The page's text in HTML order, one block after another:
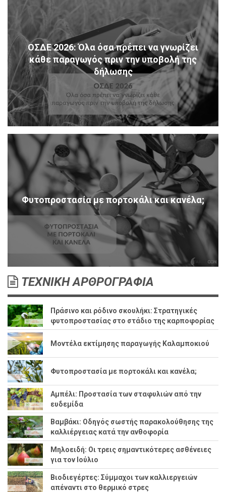
ΟΣΔΕ 2026: Όλα όσα πρέπει να γνωρίζει
κάθε παραγωγός πριν την υποβολή της
δήλωσης
Φυτοπροστασία με πορτοκάλι και κανέλα;
ΤΕΧΝΙΚΗ ΑΡΘΡΟΓΡΑΦΙΑ
Πράσινο και ρόδινο σκουλήκι: Στρατηγικές
φυτοπροστασίας στο στάδιο της καρποφορίας
Μοντέλα εκτίμησης παραγωγής Καλαμποκιού
Φυτοπροστασία με πορτοκάλι και κανέλα;
Αμπέλι: Προστασία των σταφυλιών από την
ευδεμίδα
Βαμβάκι: Οδηγός σωστής παρακολούθησης της
καλλιέργειας κατά την ανθοφορία
Μηλοειδή: Οι τρεις σημαντικότερες ασθένειες
για τον Ιούλιο
Βιοδιεγέρτες: Σύμμαχοι των καλλιεργειών
απέναντι στο θερμικό στρες